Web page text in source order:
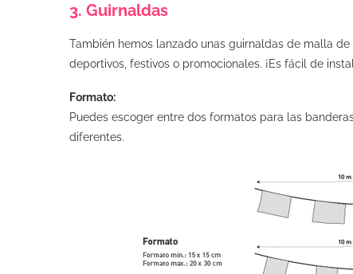
3. Guirnaldas
También hemos lanzado unas guirnaldas de malla
deportivos, festivos o promocionales. ¡Es fácil de
Formato:
Puedes escoger entre dos formatos para las
diferentes.